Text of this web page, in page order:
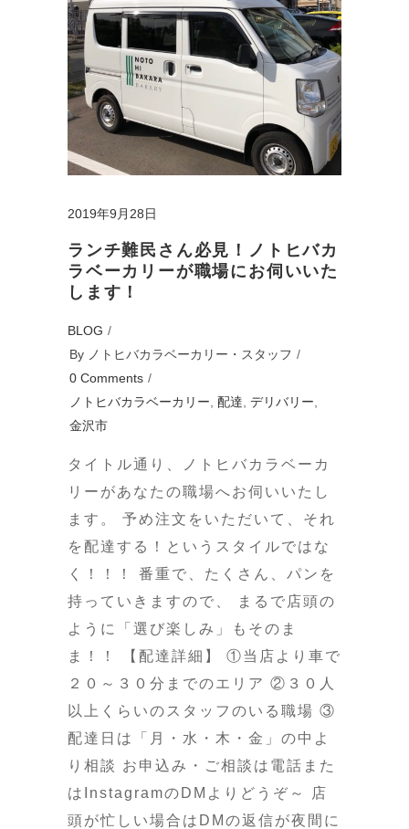
2019年9月28日
ランチ難民さん必見！ノトヒバカ
ラベーカリーが職場にお伺いいた
します！
BLOG
By ノトヒバカラベーカリー・スタッフ
0 Comments
ノトヒバカラベーカリー 配達 デリバリー
金沢市
タイトル通り、ノトヒバカラベーカ
リーがあなたの職場へお伺いいたし
ます。 予め注文をいただいて、それ
を配達する！というスタイルではな
く！！！ 番重で、たくさん、パンを
持っていきますので、 まるで店頭の
ように「選び楽しみ」もそのま
ま！！ 【配達詳細】 ①当店より車で
２０～３０分までのエリア ②３０人
以上くらいのスタッフのいる職場 ③
配達日は「月・水・木・金」の中よ
り相談 お申込み・ご相談は電話また
はInstagramのDMよりどうぞ～ 店
頭が忙しい場合はDMの返信が夜間に